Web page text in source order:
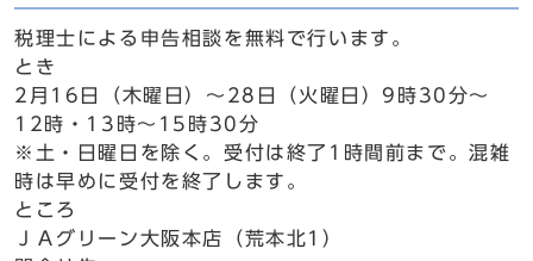
税理士による申告相談を無料で行います。
とき
2月16日（木曜日）～28日（火曜日）9時30分～
12時・13時～15時30分
※土・日曜日を除く。受付は終了1時間前まで。混雑
時は早めに受付を終了します。
ところ
ＪＡグリーン大阪本店（荒本北1）